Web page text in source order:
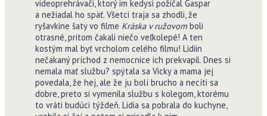
videoprehrávači, ktorý im kedysi požičal Gaspar
a nežiadal ho späť. Všetci traja sa zhodli, že
ryšavkine šaty vo filme Kráska v ružovomboli
otrasné, pritom čakali niečo veľkolepé! A ten
kostým mal byť vrcholom celého filmu! Lidiin
nečakaný príchod z nemocnice ich prekvapil. Dnes si
nemala mať službu? spýtala sa Vicky a mama jej
povedala, že hej, ale že ju bolí brucho a necíti sa
dobre, preto si vymenila službu s kolegom, ktorému
to vráti budúci týždeň. Lidia sa pobrala do kuchyne,